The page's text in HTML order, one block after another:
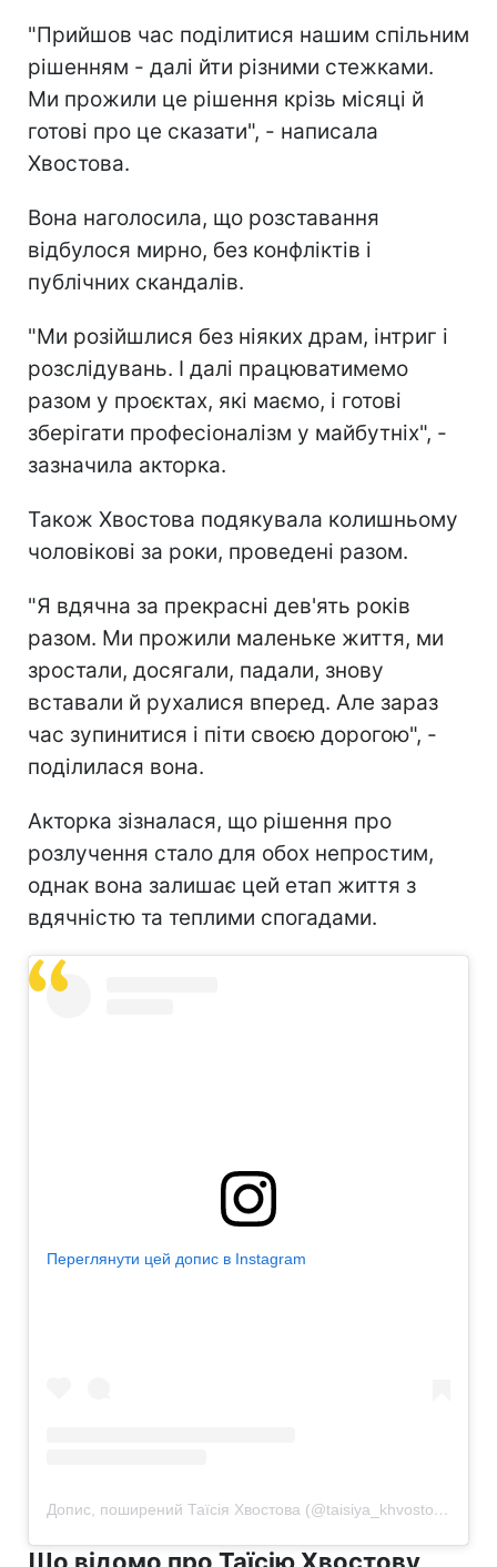
"Прийшов час поділитися нашим спільним
рішенням - далі йти різними стежками.
Ми прожили це рішення крізь місяці й
готові про це сказати", - написала
Хвостова.
Вона наголосила, що розставання
відбулося мирно, без конфліктів і
публічних скандалів.
"Ми розійшлися без ніяких драм, інтриг і
розслідувань. І далі працюватимемо
разом у проєктах, які маємо, і готові
зберігати професіоналізм у майбутніх", -
зазначила акторка.
Також Хвостова подякувала колишньому
чоловікові за роки, проведені разом.
"Я вдячна за прекрасні дев'ять років
разом. Ми прожили маленьке життя, ми
зростали, досягали, падали, знову
вставали й рухалися вперед. Але зараз
час зупинитися і піти своєю дорогою", -
поділилася вона.
Акторка зізналася, що рішення про
розлучення стало для обох непростим,
однак вона залишає цей етап життя з
вдячністю та теплими спогадами.
Переглянути цей допис в Instagram
Допис, поширений Таїсія Хвостова (@taisiya_khvostova)
Що відомо про Таїсію Хвостову